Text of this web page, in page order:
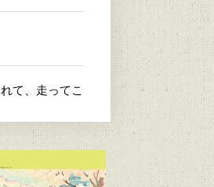
て、走ってこ